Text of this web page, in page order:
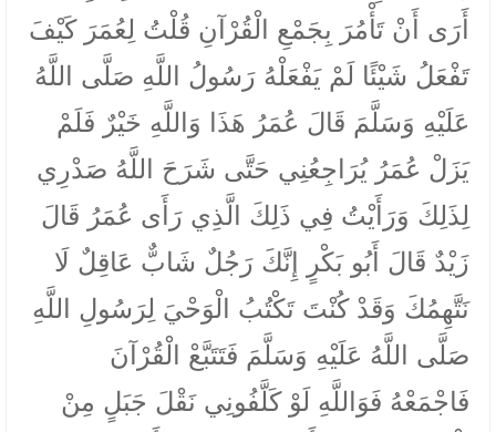
أَرَى أَنْ تَأْمُرَ بِجَمْعِ الْقُرْآنِ قُلْتُ لِعُمَرَ كَيْفَ
تَفْعَلُ شَيْئًا لَمْ يَفْعَلْهُ رَسُولُ اللَّهِ صَلَّى اللَّهُ
عَلَيْهِ وَسَلَّمَ قَالَ عُمَرُ هَذَا وَاللَّهِ خَيْرٌ فَلَمْ
يَزَلْ عُمَرُ يُرَاجِعُنِي حَتَّى شَرَحَ اللَّهُ صَدْرِي
لِذَلِكَ وَرَأَيْتُ فِي ذَلِكَ الَّذِي رَأَى عُمَرُ قَالَ
زَيْدٌ قَالَ أَبُو بَكْرٍ إِنَّكَ رَجُلٌ شَابٌّ عَاقِلٌ لَا
نَتَّهِمُكَ وَقَدْ كُنْتَ تَكْتُبُ الْوَحْيَ لِرَسُولِ اللَّهِ
صَلَّى اللَّهُ عَلَيْهِ وَسَلَّمَ فَتَتَبَّعْ الْقُرْآنَ
فَاجْمَعْهُ فَوَاللَّهِ لَوْ كَلَّفُونِي نَقْلَ جَبَلٍ مِنْ